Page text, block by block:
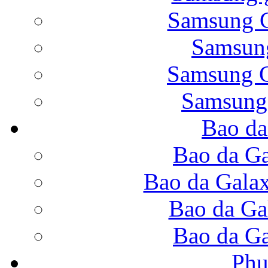
Bao da Galaxy
Nắp lưng Samsung
Bao da Samsung
Samsung
Samsung
Bao
Bao da
Bao da
Bao da
Bao da